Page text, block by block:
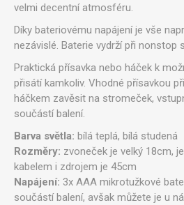
velmi decentní atmosféru.
Díky bateriovému napájení je vše
nezávislé. Baterie vydrží při nonstop
Praktická přísavka nebo háček k
přisátí kamkoliv. Vhodné přísavkou
háčkem zavěsit na stromeček,
součástí balení.
Barva světla: bílá teplá, bílá studená
Rozměry: zvoneček je velký 18cm,
kabelem i zdrojem je 45cm
Napájení: 3x AAA mikrotužkové
součástí balení, avšak můžete je u